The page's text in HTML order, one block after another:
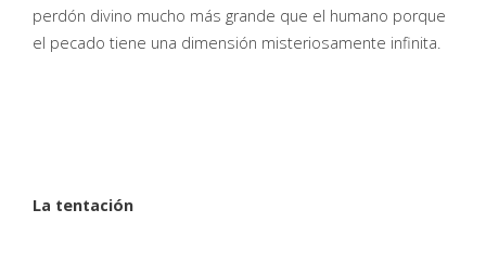
perdón divino mucho más grande que el humano porque
el pecado tiene una dimensión misteriosamente infinita.
La tentación